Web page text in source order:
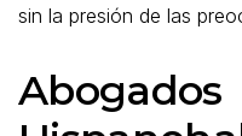
sin la presión de las
Abogados